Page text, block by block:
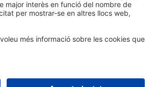
a Instagram?